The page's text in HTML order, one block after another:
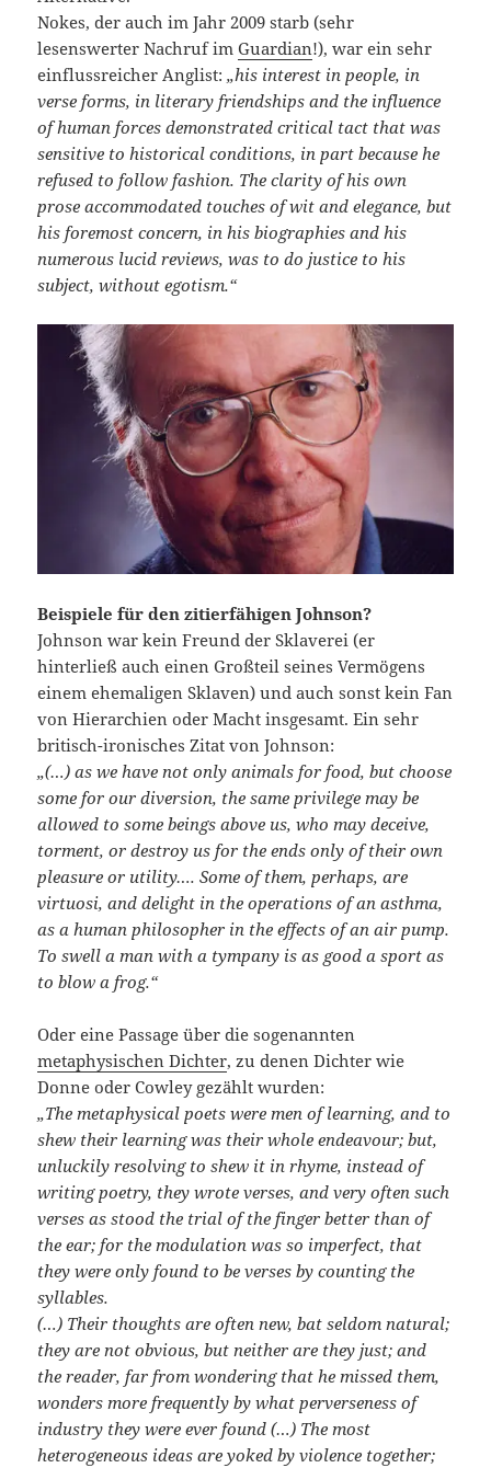
Nokes, der auch im Jahr 2009 starb (sehr
lesenswerter Nachruf imGuardian!), war ein sehr
einflussreicher Anglist:„his interest in people, in
verse forms, in literary friendships and the influence
of human forces demonstrated critical tact that was
sensitive to historical conditions, in part because he
refused to follow fashion. The clarity of his own
prose accommodated touches of wit and elegance, but
his foremost concern, in his biographies and his
numerous lucid reviews, was to do justice to his
subject, without egotism.“
Beispiele für den zitierfähigen Johnson?
Johnson war kein Freund der Sklaverei (er
hinterließ auch einen Großteil seines Vermögens
einem ehemaligen Sklaven) und auch sonst kein Fan
von Hierarchien oder Macht insgesamt. Ein sehr
britisch-ironisches Zitat von Johnson:
„(…) as we have not only animals for food, but choose
some for our diversion, the same privilege may be
allowed to some beings above us, who may deceive,
torment, or destroy us for the ends only of their own
pleasure or utility…. Some of them, perhaps, are
virtuosi, and delight in the operations of an asthma,
as a human philosopher in the effects of an air pump.
To swell a man with a tympany is as good a sport as
to blow a frog.“
Oder eine Passage über die sogenannten
metaphysischen Dichter, zu denen Dichter wie
Donne oder Cowley gezählt wurden:
„The metaphysical poets were men of learning, and to
shew their learning was their whole endeavour; but,
unluckily resolving to shew it in rhyme, instead of
writing poetry, they wrote verses, and very often such
verses as stood the trial of the finger better than of
the ear; for the modulation was so imperfect, that
they were only found to be verses by counting the
syllables.
(…) Their thoughts are often new, bat seldom natural;
they are not obvious, but neither are they just; and
the reader, far from wondering that he missed them,
wonders more frequently by what perverseness of
industry they were ever found (…) The most
heterogeneous ideas are yoked by violence together;